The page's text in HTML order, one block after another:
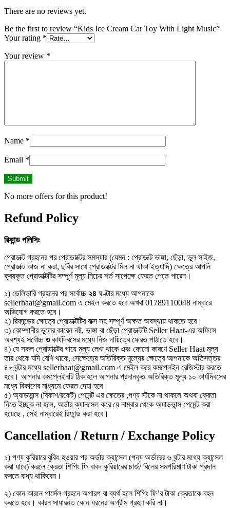
There are no reviews yet.
Be the first to review “Kids Ice Cream Car Toy With Light Music”
Your rating *
Your review *
Name *
Email *
No more offers for this product!
Refund Policy
রিফান্ড পলিসিঃ
প্রোডাক্ট গ্রহনের পর প্রোডাক্টের সমস্যার (যেমন : প্রোডাক্ট ভাঙ্গা, ছেঁড়া, ভুল সাইজ,
প্রোডাক্ট কাজ না করা, ছবির সাথে প্রোডাক্টের মিল না থাকা ইত্যাদি) ক্ষেত্রে আপনি
ক্রয়কৃত প্রোডাক্টটির সম্পূর্ণ মূল্য নিচের শর্ত সাপেক্ষে ফেরত পেতে পারেন।
১) ডেলিভারি গ্রহনের পর সর্বোচ্চ ২৪ ঘণ্টার মধ্যে আপনাকে
sellerhaat@gmail.com এ মেইল করতে হবে অখবা 01789110048 নাম্বারে
অভিযোগ করতে হবে।
২) রিফান্ডের ক্ষেত্রে প্রোডাক্টটির বাক্স সহ সম্পূর্ণ অক্ষত অবস্থায় থাকতে হবে।
৩) কোম্পানীর ভুলের কারেন নষ্ট, ভাঙ্গা বা ছেঁড়া প্রোডাক্টটি Seller Haat-এর অফিসে
অবশ্যই সর্বোচ্চ ৩কার্যদিবসের মধ্যে নিজ দায়িত্বে ফেরত পাঠাতে হবে।
৪) যে সকল প্রোডাক্টের গায়ে মূল্য লেখা থাকে এবং কোনো কারণে Seller Haat মূল্য
তার থেকে যদি বেশি থাকে, সেক্ষেত্রে অতিরিক্ত মূল্যের ক্ষেত্রে আপনাকে অতিসত্তর
৪৮ ঘন্টার মধ্যে sellerhaat@gmail.com এ মেইল করে কমপ্লেইন রেজিস্টার করতে
হবে। আপনার কমপ্লেইনটি ঠিক হলে আপনার প্রদানকৃত অতিরিক্ত মূল্য ১০ কার্যদিবসের
মধ্যে বিকাশের মাধ্যমে ফেরত দেয়া হবে।
৫) অ্যাডভান্স (বিকাশ/রকেট) পেমেন্ট এর ক্ষেত্রে ,পণ্য স্টকে না থাকলে অথবা ক্রেতা
নিতে ইচ্ছুক না হলে, অর্ডার ক্যানসেল করে যে নাম্বার থেকে অ্যাডভান্স পেমেন্ট করা
হয়েছে , সেই নাম্বারেই রিফান্ড করা হবে।
Cancellation / Return / Exchange Policy
১) পণ্য কুরিয়ারে বুকিং হওয়ার পর অর্ডার ক্যান্সেল (পন্য অর্ডারের ৬ ঘন্টার মধ্যে ক্যান্সেল
করা যাবে) করলে ক্রেতা শিপিং ফি বাবদ কুরিয়ারের চার্জ/ বিলের সমপরিমাণ টাকা প্রদান
করতে বাধ্য থাকিবেন।
২) কোন কারনে পার্সেল গ্রহনে অপারগ বা ব্যর্থ হলে শিপিং ফি’র টাকা ক্রেতাকে বহন
করতে হবে। কারন সাধারনত কোন ধরনের অগ্রীম গ্রহণ করি না।